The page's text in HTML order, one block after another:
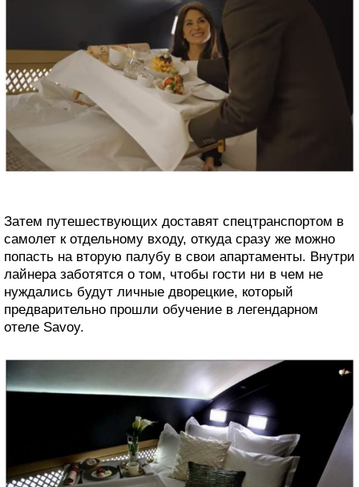
Затем путешествующих доставят спецтранспортом в
самолет к отдельному входу, откуда сразу же можно
попасть на вторую палубу в свои апартаменты. Внутри
лайнера заботятся о том, чтобы гости ни в чем не
нуждались будут личные дворецкие, который
предварительно прошли обучение в легендарном
отеле Savoy.